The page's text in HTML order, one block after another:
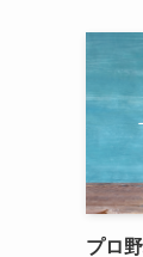
プロ